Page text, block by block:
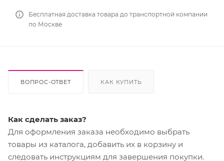
Бесплатная доставка товара до транспортной компании
по Москве
ВОПРОС-ОТВЕТ КАК КУПИТЬ
Как сделать заказ?
Для оформления заказа необходимо выбрать
товары из каталога, добавить их в корзину и
следовать инструкциям для завершения покупки.